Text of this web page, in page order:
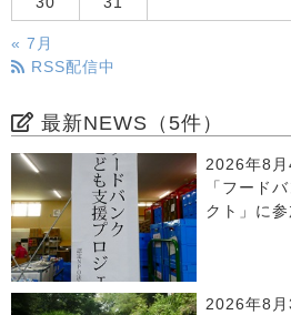
« 7月
RSS配信中
最新NEWS（5件）
2026年8月
「フード
クト」に参
2026年8月